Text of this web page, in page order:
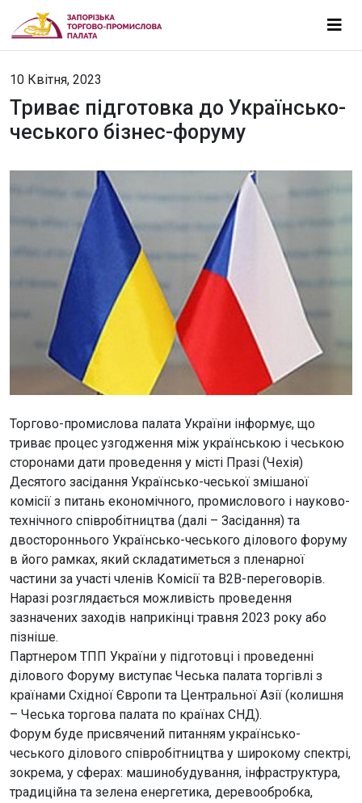
10 Квітня, 2023
Триває підготовка до Українсько-
чеського бізнес-форуму
Торгово-промислова палата України інформує, що
триває процес узгодження між українською і чеською
сторонами дати проведення у місті Празі (Чехія)
Десятого засідання Українсько-чеської змішаної
комісії з питань економічного, промислового і науково-
технічного співробітництва (далі – Засідання) та
двостороннього Українсько-чеського ділового форуму
в його рамках, який складатиметься з пленарної
частини за участі членів Комісії та В2В-переговорів.
Наразі розглядається можливість проведення
зазначених заходів наприкінці травня 2023 року або
пізніше.
Партнером ТПП України у підготовці і проведенні
ділового Форуму виступає Чеська палата торгівлі з
країнами Східної Європи та Центральної Азії (колишня
– Чеська торгова палата по країнах СНД).
Форум буде присвячений питанням українсько-
чеського ділового співробітництва у широкому спектрі,
зокрема, у сферах: машинобудування, інфраструктура,
традиційна та зелена енергетика, деревообробка,